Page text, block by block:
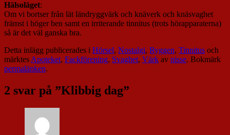
Hälsoläget:
Om vi bortser från lät ländryggvärk och knäverk och knäsvaghet
främst i höger ben samt en irriterande tinnitus (trots hörapparaterna)
så är det väl ganska bra.
Detta inlägg publicerades i Hörsel, Nostalgi, Ryggen, Tinnitus och
märktesApoteket, Fackförening, Svaghet, Värk av nisse. Bokmärk
permalänken.
2 svar på ”Klibbig dag”